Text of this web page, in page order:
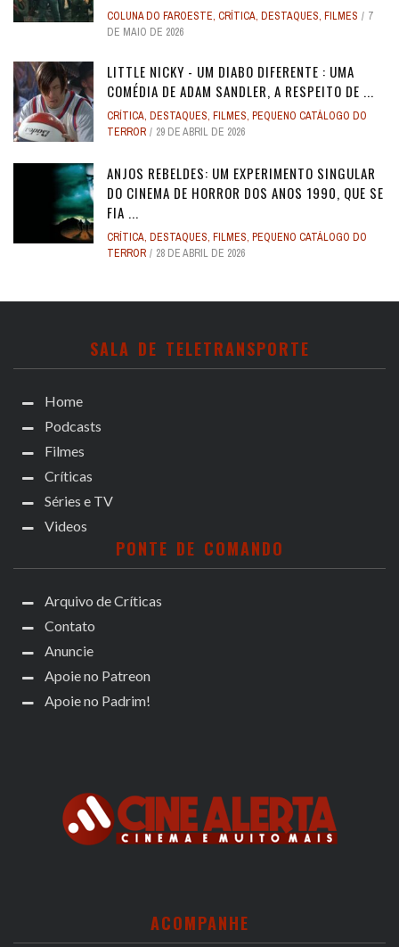
COLUNA DO FAROESTE, CRÍTICA, DESTAQUES, FILMES
7
DE MAIO DE 2026
LITTLE NICKY - UM DIABO DIFERENTE : UMA
COMÉDIA DE ADAM SANDLER, A RESPEITO DE ...
CRÍTICA, DESTAQUES, FILMES, PEQUENO CATÁLOGO DO
TERROR
29 DE ABRIL DE 2026
ANJOS REBELDES: UM EXPERIMENTO SINGULAR
DO CINEMA DE HORROR DOS ANOS 1990, QUE SE
FIA ...
CRÍTICA, DESTAQUES, FILMES, PEQUENO CATÁLOGO DO
TERROR
28 DE ABRIL DE 2026
SALA DE TELETRANSPORTE
Home
Podcasts
Filmes
Críticas
Séries e TV
Videos
PONTE DE COMANDO
Arquivo de Críticas
Contato
Anuncie
Apoie no Patreon
Apoie no Padrim!
ACOMPANHE